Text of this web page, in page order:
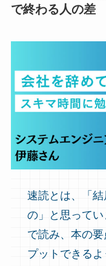
で終わる人の差
速読とは、「
の」と思って
で読み、本の
プットできる